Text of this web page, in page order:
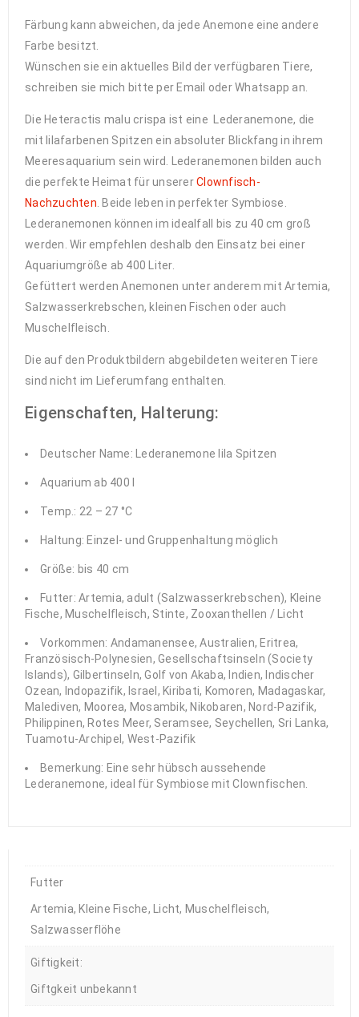
Färbung kann abweichen, da jede Anemone eine andere
Farbe besitzt.
Wünschen sie ein aktuelles Bild der verfügbaren Tiere,
schreiben sie mich bitte per Email oder Whatsapp an.
Die Heteractis malu crispa ist eine Lederanemone, die
mit lilafarbenen Spitzen ein absoluter Blickfang in ihrem
Meeresaquarium sein wird. Lederanemonen bilden auch
die perfekte Heimat für unsererClownfisch-
Nachzuchten . Beide leben in perfekter Symbiose.
Lederanemonen können im idealfall bis zu 40 cm groß
werden. Wir empfehlen deshalb den Einsatz bei einer
Aquariumgröße ab 400 Liter.
Gefüttert werden Anemonen unter anderem mit Artemia,
Salzwasserkrebschen, kleinen Fischen oder auch
Muschelfleisch.
Die auf den Produktbildern abgebildeten weiteren Tiere
sind nicht im Lieferumfang enthalten.
Eigenschaften, Halterung:
Deutscher Name: Lederanemone lila Spitzen
Aquarium ab 400 l
Temp.: 22 – 27 °C
Haltung: Einzel- und Gruppenhaltung möglich
Größe: bis 40 cm
Futter: Artemia, adult (Salzwasserkrebschen), Kleine
Fische, Muschelfleisch, Stinte, Zooxanthellen / Licht
Vorkommen: Andamanensee, Australien, Eritrea,
Französisch-Polynesien, Gesellschaftsinseln (Society
Islands), Gilbertinseln, Golf von Akaba, Indien, Indischer
Ozean, Indopazifik, Israel, Kiribati, Komoren, Madagaskar,
Malediven, Moorea, Mosambik, Nikobaren, Nord-Pazifik,
Philippinen, Rotes Meer, Seramsee, Seychellen, Sri Lanka,
Tuamotu-Archipel, West-Pazifik
Bemerkung: Eine sehr hübsch aussehende
Lederanemone, ideal für Symbiose mit Clownfischen.
Futter
Artemia, Kleine Fische, Licht, Muschelfleisch,
Salzwasserflöhe
Giftigkeit:
Giftgkeit unbekannt